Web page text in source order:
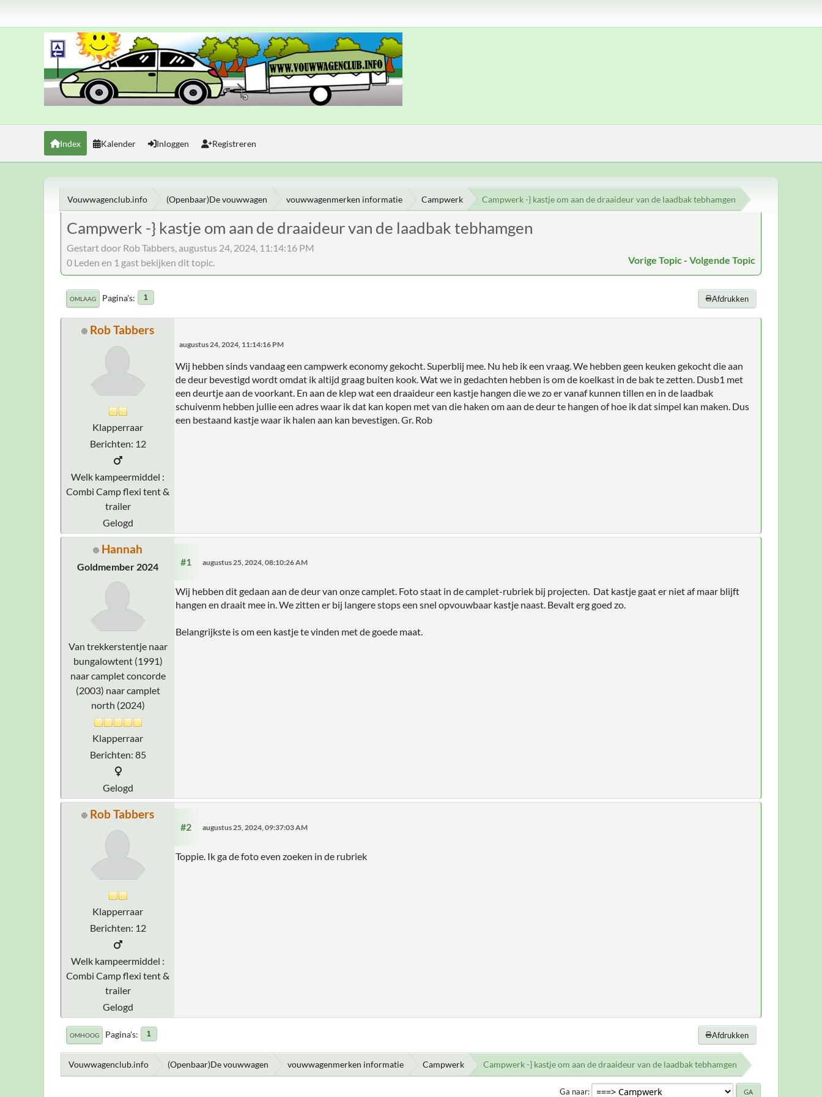
Index Kalender Inloggen Registreren
Vouwwagenclub.info (Openbaar)De vouwwagen vouwwagenmerken informatie Campwerk Campwerk -} kastje om aan de draaideur van de laadbak tebhamgen
Campwerk -} kastje om aan de draaideur van de laadbak tebhamgen
Gestart door Rob Tabbers, augustus 24, 2024, 11:14:16 PM
Vorige Topic - Volgende Topic
0 Leden en 1 gast bekijken dit topic.
Afdrukken
OMLAAG Pagina's 1
Rob Tabbers
Klapperraar
Berichten: 12
Welk kampeermiddel :
Combi Camp flexi tent &
trailer
Gelogd
augustus 24, 2024, 11:14:16 PM
Wij hebben sinds vandaag een campwerk economy gekocht. Superblij mee. Nu heb ik een vraag. We hebben geen keuken gekocht die aan
de deur bevestigd wordt omdat ik altijd graag buiten kook. Wat we in gedachten hebben is om de koelkast in de bak te zetten. Dusb1 met
een deurtje aan de voorkant. En aan de klep wat een draaideur een kastje hangen die we zo er vanaf kunnen tillen en in de laadbak
schuivenm hebben jullie een adres waar ik dat kan kopen met van die haken om aan de deur te hangen of hoe ik dat simpel kan maken. Dus
een bestaand kastje waar ik halen aan kan bevestigen. Gr. Rob
Hannah
Goldmember 2024
Van trekkerstentje naar
bungalowtent (1991)
naar camplet concorde
(2003) naar camplet
north (2024)
Klapperraar
Berichten: 85
Gelogd
#1 augustus 25, 2024, 08:10:26 AM
Wij hebben dit gedaan aan de deur van onze camplet. Foto staat in de camplet-rubriek bij projecten. Dat kastje gaat er niet af maar blijft
hangen en draait mee in. We zitten er bij langere stops een snel opvouwbaar kastje naast. Bevalt erg goed zo.
Belangrijkste is om een kastje te vinden met de goede maat.
Rob Tabbers
Klapperraar
Berichten: 12
Welk kampeermiddel :
Combi Camp flexi tent &
trailer
Gelogd
#2 augustus 25, 2024, 09:37:03 AM
Toppie. Ik ga de foto even zoeken in de rubriek
Afdrukken
OMHOOG Pagina's 1
Vouwwagenclub.info (Openbaar)De vouwwagen vouwwagenmerken informatie Campwerk Campwerk -} kastje om aan de draaideur van de laadbak tebhamgen
Ga naar